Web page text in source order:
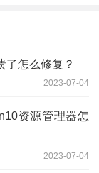
了怎么修复？
2023-07-04
资源管理器怎
2023-07-04